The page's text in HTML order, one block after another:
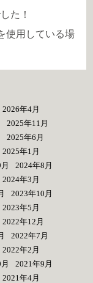
た！
使用している場
2026年4月
2025年11月
2025年6月
2025年1月
2024年8月
2024年3月
2023年10月
2023年5月
2022年12月
2022年7月
2022年2月
2021年9月
2021年4月